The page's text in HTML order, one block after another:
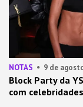
NOTAS 9 de
Block Party da
com